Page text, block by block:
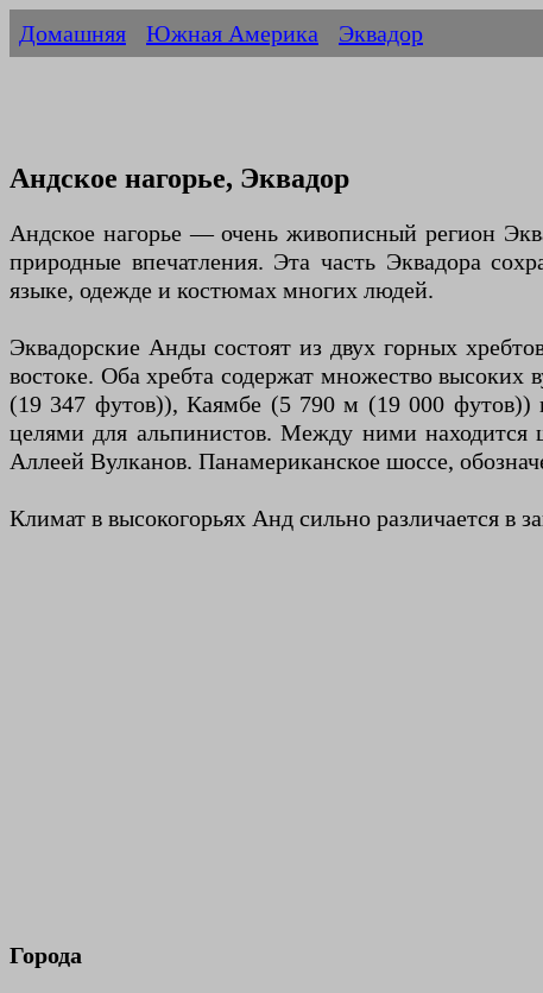
Домашняя Южная Америка Эквадор
Андское нагорье, Эквадор
Андское нагорье — очень живописный регион
природные впечатления. Эта часть Эквадора
языке, одежде и костюмах многих людей.
Эквадорские Анды состоят из двух горных
востоке. Оба хребта содержат множество
(19 347 футов)), Каямбе (5 790 м (19 000
целями для альпинистов. Между ними находится
Аллеей Вулканов. Панамериканское шоссе,
Климат в высокогорьях Анд сильно различается в
Города